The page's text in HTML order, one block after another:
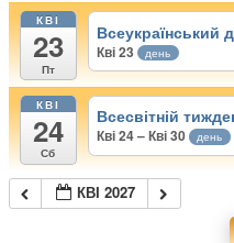
КВІ
23
Пт
Всеукраїнський
Кві 23 день
КВІ
24
Сб
Всесвітній
Кві 24 – Кві 30 день
КВІ 2027